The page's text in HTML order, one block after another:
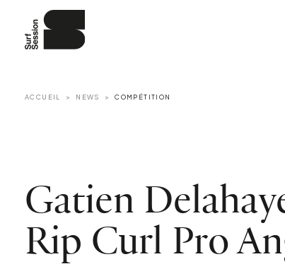
ACCUEIL NEWS COMPÉTITION
Gatien
Rip Curl Pro